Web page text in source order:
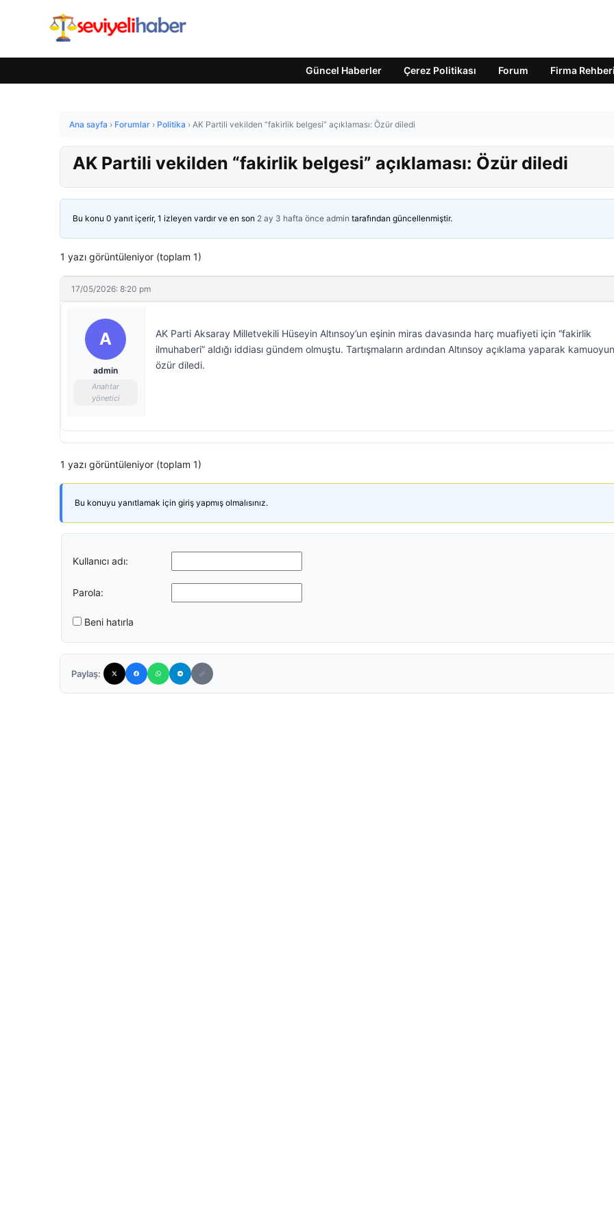
Güncel Haberler Çerez Politikası Forum Firma Rehberi
Ana sayfa › Forumlar › Politika › AK Partili vekilden “fakirlik belgesi” açıklaması: Özür diledi
AK Partili vekilden “fakirlik belgesi” açıklaması: Özür diledi
Bu konu 0 yanıt içerir, 1 izleyen vardır ve en son 2 ay 3 hafta önce admin tarafından güncellenmiştir.
1 yazı görüntüleniyor (toplam 1)
17/05/2026: 8:20 pm
A
admin
Anahtar
yönetici
AK Parti Aksaray Milletvekili Hüseyin Altınsoy’un eşinin miras davasında harç muafiyeti için “fakirlik
ilmuhaberi” aldığı iddiası gündem olmuştu. Tartışmaların ardından Altınsoy açıklama yaparak
özür diledi.
1 yazı görüntüleniyor (toplam 1)
Bu konuyu yanıtlamak için giriş yapmış olmalısınız.
Kullanıcı adı:
Parola:
Beni hatırla
Paylaş: